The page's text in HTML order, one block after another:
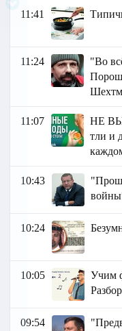
11:41
11:24
"Во
11:07
НЕ
тли и
10:43
10:24
10:05
Учим
09:54